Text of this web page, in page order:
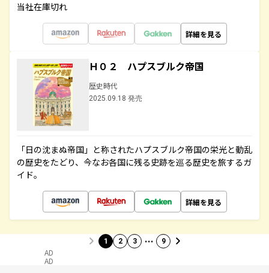
当社在庫切れ
詳細を見る
Ｈ０２ ハプスブルク帝国
歴史時代
2025.09.18 発売
「日の沈まぬ帝国」と称されたハプスブルク帝国の栄光と動乱
の歴史をたどり、今なお各国に残る史跡を巡る歴史を旅するガ
イド。
詳細を見る
1 2 3 … 9
AD
AD